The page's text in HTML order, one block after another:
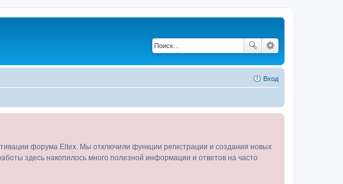
Вход
форума Eltex. Мы отключили функции регистрации и создания новых
здесь накопилось много полезной информации и ответов на часто